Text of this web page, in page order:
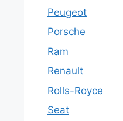
Peugeot
Porsche
Ram
Renault
Rolls-Royce
Seat